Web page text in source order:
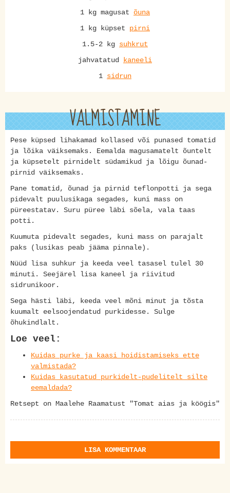
1 kg magusat õuna
1 kg küpset pirni
1.5-2 kg suhkrut
jahvatatud
kaneeli
1 sidrun
VALMISTAMINE
Pese küpsed lihakamad kollased või punased tomatid
ja lõika väiksemaks. Eemalda magusamatelt õuntelt
ja küpsetelt pirnidelt südamikud ja lõigu õunad-
pirnid väiksemaks.
Pane tomatid, õunad ja pirnid teflonpotti ja sega
pidevalt puulusikaga segades, kuni mass on
püreestatav. Suru püree läbi sõela, vala taas
potti.
Kuumuta pidevalt segades, kuni mass on parajalt
paks (lusikas peab jääma pinnale).
Nüüd lisa suhkur ja keeda veel tasasel tulel 30
minuti. Seejärel lisa kaneel ja riivitud
sidrunikoor.
Sega hästi läbi, keeda veel mõni minut ja tõsta
kuumalt eelsoojendatud purkidesse. Sulge
õhukindlalt.
Loe veel:
Kuidas purke ja kaasi hoidistamiseks ette
valmistada?
Kuidas kasutatud purkidelt-pudelitelt silte
eemaldada?
Retsept on Maalehe Raamatust "Tomat aias ja köögis"
LISA KOMMENTAAR